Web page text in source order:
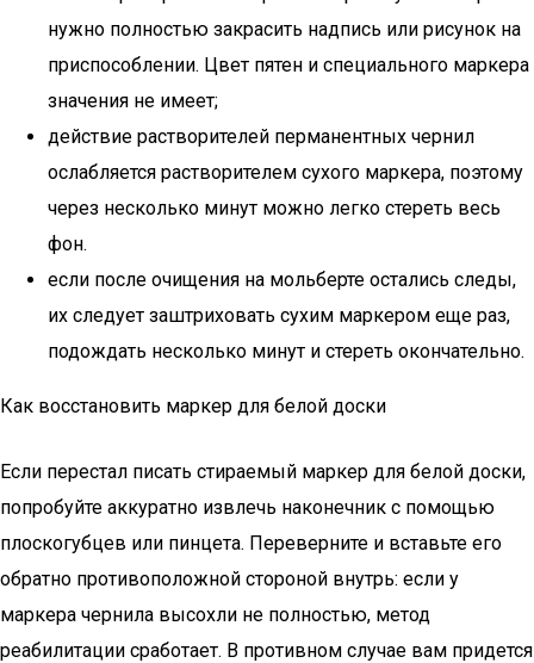
нужно полностью закрасить надпись или рисунок на
приспособлении. Цвет пятен и специального маркера
значения не имеет;
действие растворителей перманентных чернил
ослабляется растворителем сухого маркера, поэтому
через несколько минут можно легко стереть весь
фон.
если после очищения на мольберте остались следы,
их следует заштриховать сухим маркером еще раз,
подождать несколько минут и стереть окончательно.
Как восстановить маркер для белой доски
Если перестал писать стираемый маркер для белой доски,
попробуйте аккуратно извлечь наконечник с помощью
плоскогубцев или пинцета. Переверните и вставьте его
обратно противоположной стороной внутрь: если у
маркера чернила высохли не полностью, метод
реабилитации сработает. В противном случае вам придется